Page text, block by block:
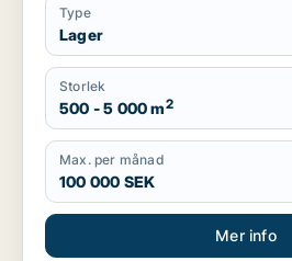
Type
Lager
Storlek
500 - 5 000 m2
Max. per månad
100 000 SEK
Mer info